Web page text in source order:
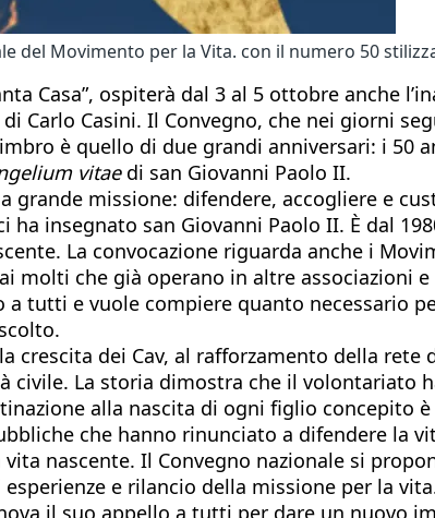
del Movimento per la Vita. con il numero 50
Casa”, ospiterà dal 3 al 5 ottobre anche
Carlo Casini. Il Convegno, che nei giorni
è quello di due grandi anniversari: i
vitaedi san Giovanni Paolo II.
missione: difendere, accogliere e
insegnato san Giovanni Paolo II. È dal
La convocazione riguarda anche i
ai molti che già operano in altre
tutti e vuole compiere quanto necessario
dei Cav, al rafforzamento della rete
civile. La storia dimostra che il
alla nascita di ogni figlio concepito
che hanno rinunciato a difendere la
nascente. Il Convegno nazionale si
e rilancio della missione per la
il suo appello a tutti per dare un nuovo